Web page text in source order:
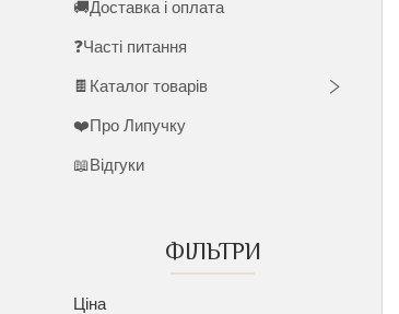
🚚Доставка і оплата
❓Часті питання
🍫Каталог товарів
❤️Про Липучку
📖Відгуки
ФІЛЬТРИ
Ціна